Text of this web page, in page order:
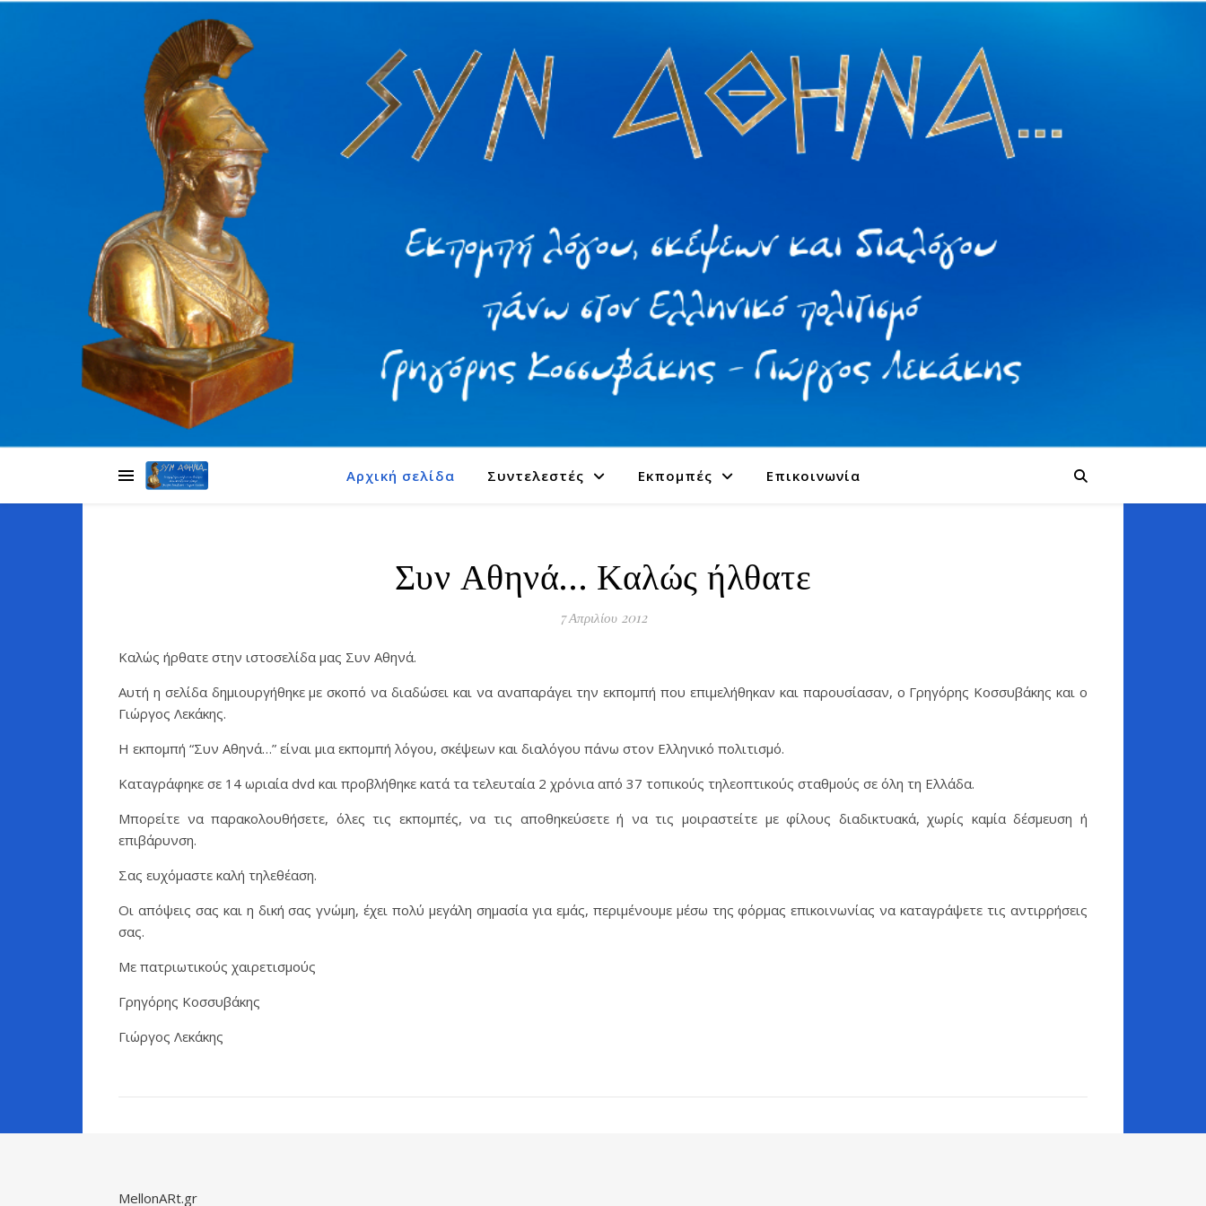
Αρχική σελίδα Συντελεστές Εκπομπές Επικοινωνία
Συν Αθηνά… Καλώς ήλθατε
7 Απριλίου 2012
Καλώς ήρθατε στην ιστοσελίδα μας Συν Αθηνά.
Αυτή η σελίδα δημιουργήθηκε με σκοπό να διαδώσει και να αναπαράγει την εκπομπή που επιμελήθηκαν και παρουσίασαν, ο Γρηγόρης Κοσσυβάκης και ο
Γιώργος Λεκάκης.
Η εκπομπή “Συν Αθηνά…” είναι μια εκπομπή λόγου, σκέψεων και διαλόγου πάνω στον Ελληνικό πολιτισμό.
Καταγράφηκε σε 14 ωριαία dvd και προβλήθηκε κατά τα τελευταία 2 χρόνια από 37 τοπικούς τηλεοπτικούς σταθμούς σε όλη τη Ελλάδα.
Μπορείτε να παρακολουθήσετε, όλες τις εκπομπές, να τις αποθηκεύσετε ή να τις μοιραστείτε με φίλους διαδικτυακά, χωρίς καμία δέσμευση ή
επιβάρυνση.
Σας ευχόμαστε καλή τηλεθέαση.
Οι απόψεις σας και η δική σας γνώμη, έχει πολύ μεγάλη σημασία για εμάς, περιμένουμε μέσω της φόρμας επικοινωνίας να καταγράψετε τις αντιρρήσεις
σας.
Με πατριωτικούς χαιρετισμούς
Γρηγόρης Κοσσυβάκης
Γιώργος Λεκάκης
MellonARt.gr